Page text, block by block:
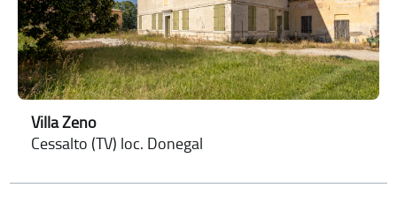
Villa Zeno
Cessalto (TV) loc. Donegal